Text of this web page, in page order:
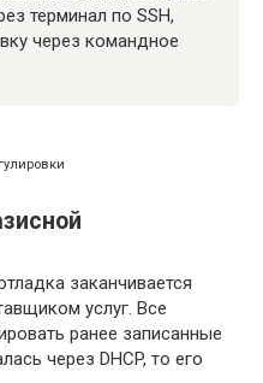
терминал по SSH,
через командное
заканчивается
услуг. Все
ранее записанные
через DHCP, то его